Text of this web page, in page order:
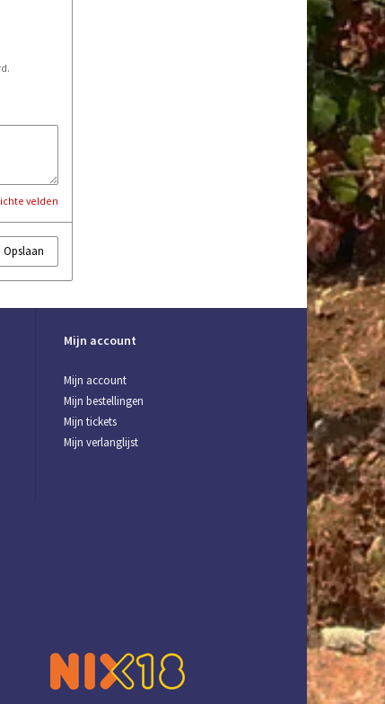
velden
Opslaan
Mijn account
Mijn account
Mijn bestellingen
Mijn tickets
Mijn verlanglijst